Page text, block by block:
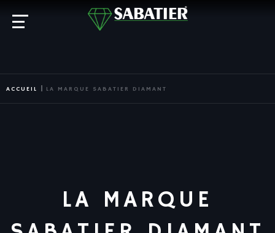
ACCUEIL LA MARQUE SABATIER DIAMANT
LA MARQUE